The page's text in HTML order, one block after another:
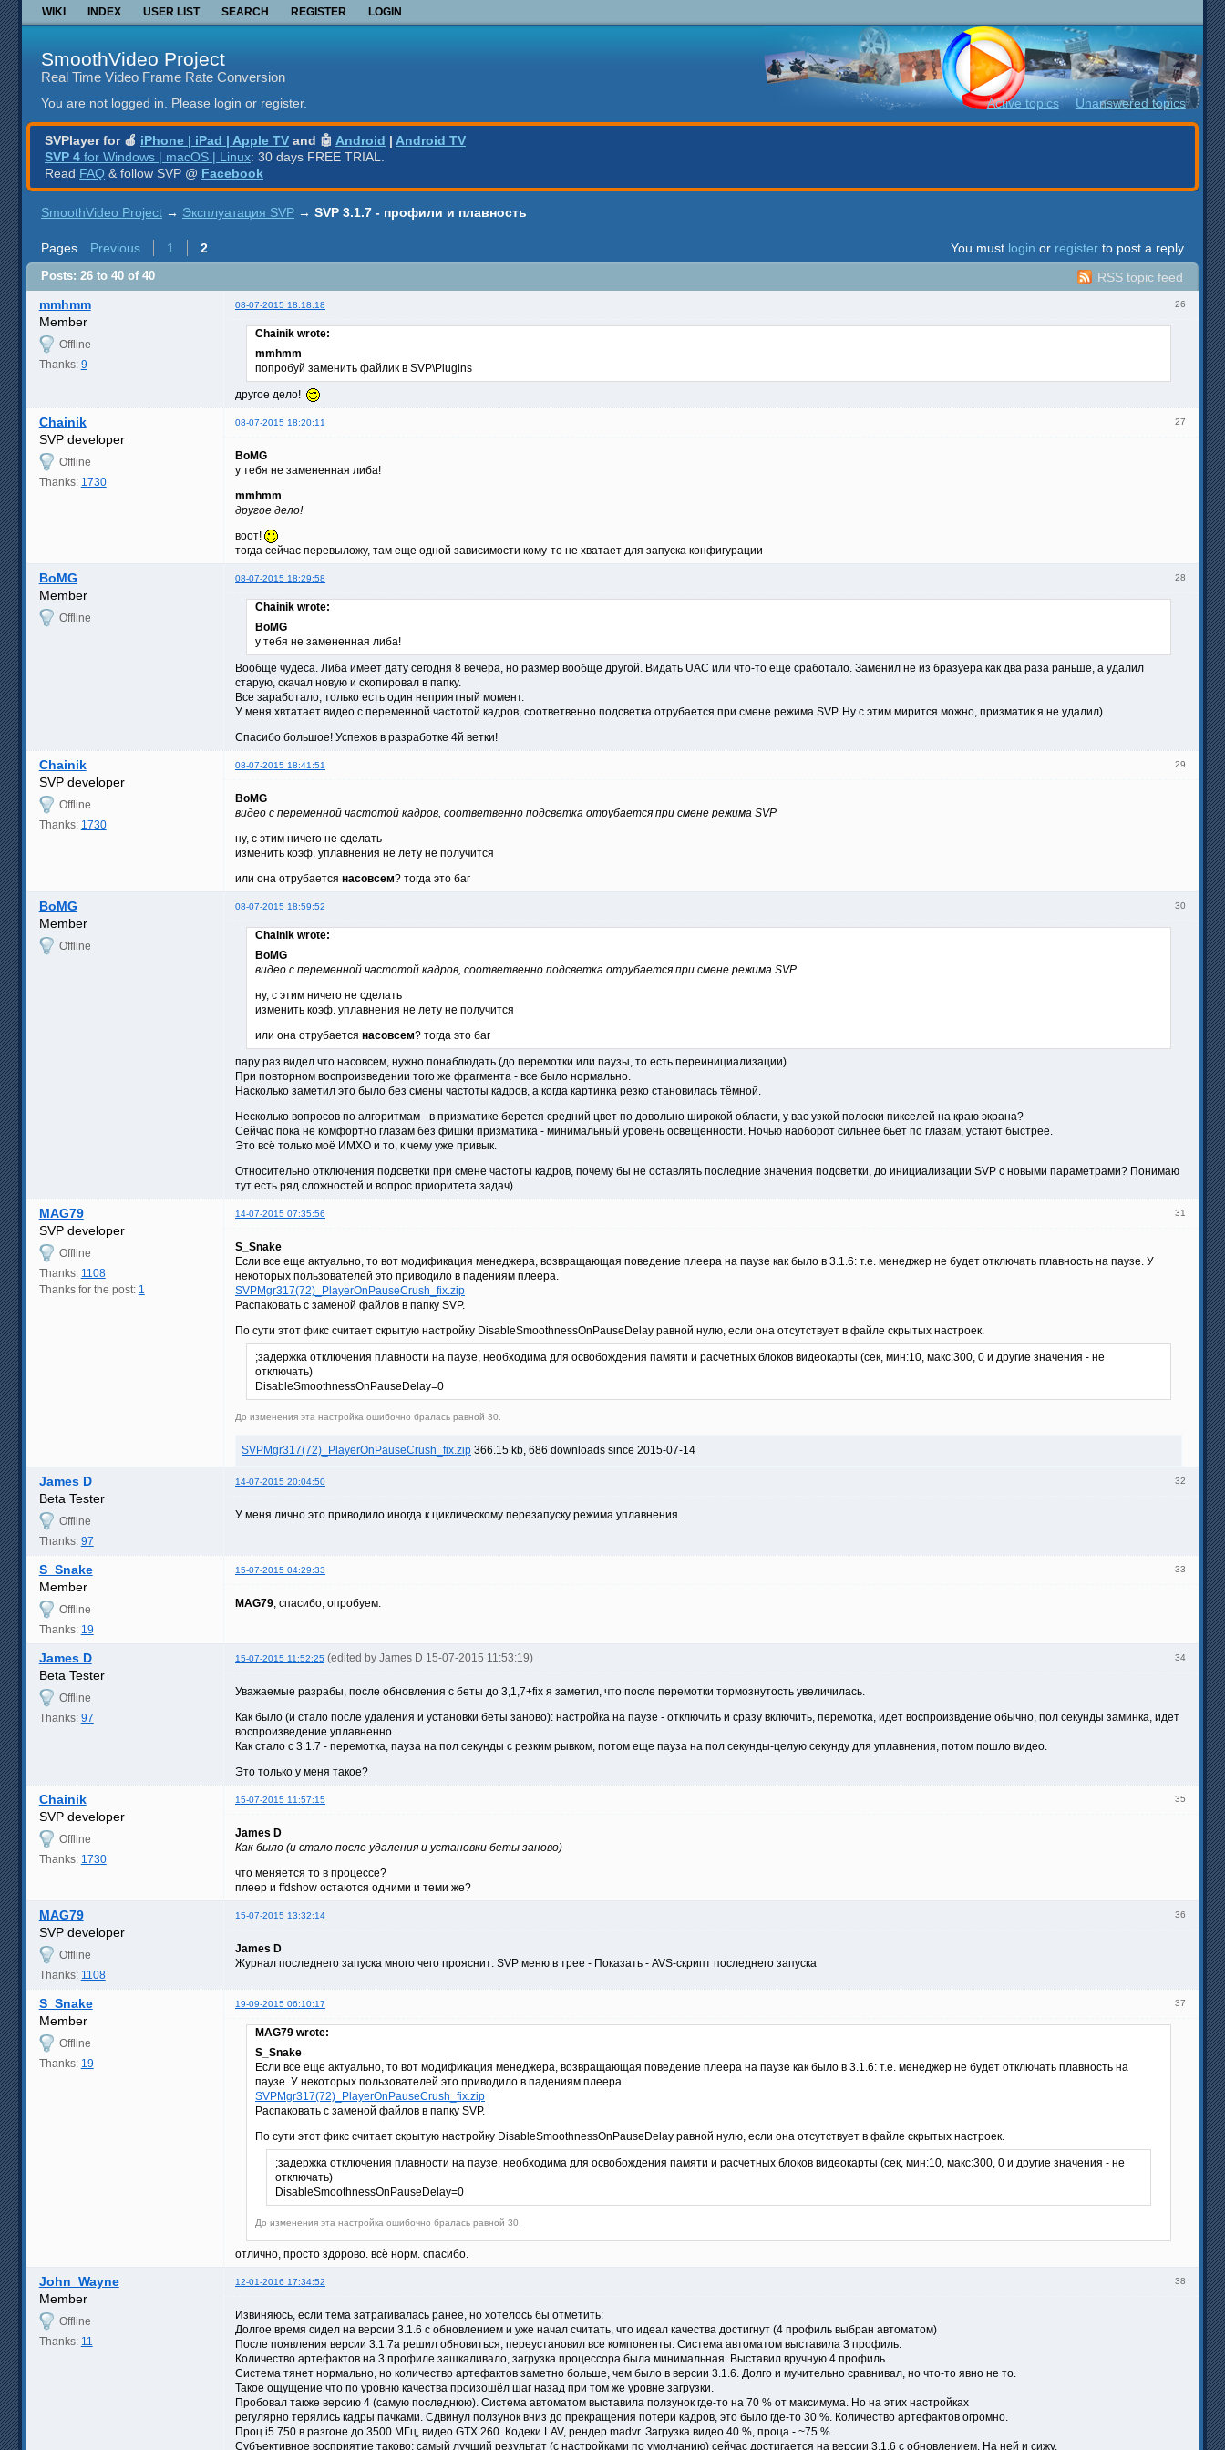
WIKI INDEX USER LIST SEARCH REGISTER LOGIN
SmoothVideo Project
Real Time Video Frame Rate Conversion
You are not logged in. Please login or register. Active topics Unanswered topics
SVPlayer for 🍎 iPhone | iPad | Apple TV and 🤖 Android | Android TV
SVP 4 for Windows | macOS | Linux: 30 days FREE TRIAL.
Read FAQ & follow SVP @ Facebook
SmoothVideo Project → Эксплуатация SVP → SVP 3.1.7 - профили и плавность
Pages Previous 1 2 You must login or register to post a reply
RSS topic feed
Posts: 26 to 40 of 40
26
mmhmm 08-07-2015 18:18:18
Member
Offline
Thanks: 9
Chainik wrote:
mmhmm
попробуй заменить файлик в SVP\Plugins
другое дело!
27
Chainik 08-07-2015 18:20:11
SVP developer
Offline
Thanks: 1730
BoMG
у тебя не замененная либа!
mmhmm
другое дело!
воот!
тогда сейчас перевыложу, там еще одной зависимости кому-то не хватает для запуска конфигурации
28
BoMG 08-07-2015 18:29:58
Member
Offline
Chainik wrote:
BoMG
у тебя не замененная либа!
Вообще чудеса. Либа имеет дату сегодня 8 вечера, но размер вообще другой. Видать UAC или что-то еще сработало. Заменил не из бразуера как два раза раньше, а удалил
старую, скачал новую и скопировал в папку.
Все заработало, только есть один неприятный момент.
У меня хвтатает видео с переменной частотой кадров, соответвенно подсветка отрубается при смене режима SVP. Ну с этим мирится можно, призматик я не удалил)
Спасибо большое! Успехов в разработке 4й ветки!
29
Chainik 08-07-2015 18:41:51
SVP developer
Offline
Thanks: 1730
BoMG
видео с переменной частотой кадров, соответвенно подсветка отрубается при смене режима SVP
ну, с этим ничего не сделать
изменить коэф. уплавнения не лету не получится
или она отрубается насовсем? тогда это баг
30
BoMG 08-07-2015 18:59:52
Member
Offline
Chainik wrote:
BoMG
видео с переменной частотой кадров, соответвенно подсветка отрубается при смене режима SVP
ну, с этим ничего не сделать
изменить коэф. уплавнения не лету не получится
или она отрубается насовсем? тогда это баг
пару раз видел что насовсем, нужно понаблюдать (до перемотки или паузы, то есть переинициализации)
При повторном воспроизведении того же фрагмента - все было нормально.
Насколько заметил это было без смены частоты кадров, а когда картинка резко становилась тёмной.
Несколько вопросов по алгоритмам - в призматике берется средний цвет по довольно широкой области, у вас узкой полоски пикселей на краю экрана?
Сейчас пока не комфортно глазам без фишки призматика - минимальный уровень освещенности. Ночью наоборот сильнее бьет по глазам, устают быстрее.
Это всё только моё ИМХО и то, к чему уже привык.
Относительно отключения подсветки при смене частоты кадров, почему бы не оставлять последние значения подсветки, до инициализации SVP с новыми параметрами? Понимаю
тут есть ряд сложностей и вопрос приоритета задач)
31
MAG79 14-07-2015 07:35:56
SVP developer
Offline
Thanks: 1108
Thanks for the post: 1
S_Snake
Если все еще актуально, то вот модификация менеджера, возвращающая поведение плеера на паузе как было в 3.1.6: т.е. менеджер не будет отключать плавность на паузе. У
некоторых пользователей это приводило в падениям плеера.
SVPMgr317(72)_PlayerOnPauseCrush_fix.zip
Распаковать с заменой файлов в папку SVP.
По сути этот фикс считает скрытую настройку DisableSmoothnessOnPauseDelay равной нулю, если она отсутствует в файле скрытых настроек.
;задержка отключения плавности на паузе, необходима для освобождения памяти и расчетных блоков видеокарты (сек, мин:10, макс:300, 0 и другие значения - не
отключать)
DisableSmoothnessOnPauseDelay=0
До изменения эта настройка ошибочно бралась равной 30.
SVPMgr317(72)_PlayerOnPauseCrush_fix.zip 366.15 kb, 686 downloads since 2015-07-14
32
James D 14-07-2015 20:04:50
Beta Tester
Offline
Thanks: 97
У меня лично это приводило иногда к циклическому перезапуску режима уплавнения.
33
S_Snake 15-07-2015 04:29:33
Member
Offline
Thanks: 19
MAG79, спасибо, опробуем.
34
James D 15-07-2015 11:52:25 (edited by James D 15-07-2015 11:53:19)
Beta Tester
Offline
Thanks: 97
Уважаемые разрабы, после обновления с беты до 3,1,7+fix я заметил, что после перемотки тормознутость увеличилась.
Как было (и стало после удаления и установки беты заново): настройка на паузе - отключить и сразу включить, перемотка, идет воспроизвдение обычно, пол секунды заминка, идет
воспроизведение уплавненно.
Как стало с 3.1.7 - перемотка, пауза на пол секунды с резким рывком, потом еще пауза на пол секунды-целую секунду для уплавнения, потом пошло видео.
Это только у меня такое?
35
Chainik 15-07-2015 11:57:15
SVP developer
Offline
Thanks: 1730
James D
Как было (и стало после удаления и установки беты заново)
что меняется то в процессе?
плеер и ffdshow остаются одними и теми же?
36
MAG79 15-07-2015 13:32:14
SVP developer
Offline
Thanks: 1108
James D
Журнал последнего запуска много чего прояснит: SVP меню в трее - Показать - AVS-скрипт последнего запуска
37
S_Snake 19-09-2015 06:10:17
Member
Offline
Thanks: 19
MAG79 wrote:
S_Snake
Если все еще актуально, то вот модификация менеджера, возвращающая поведение плеера на паузе как было в 3.1.6: т.е. менеджер не будет отключать плавность на
паузе. У некоторых пользователей это приводило в падениям плеера.
SVPMgr317(72)_PlayerOnPauseCrush_fix.zip
Распаковать с заменой файлов в папку SVP.
По сути этот фикс считает скрытую настройку DisableSmoothnessOnPauseDelay равной нулю, если она отсутствует в файле скрытых настроек.
;задержка отключения плавности на паузе, необходима для освобождения памяти и расчетных блоков видеокарты (сек, мин:10, макс:300, 0 и другие значения - не
отключать)
DisableSmoothnessOnPauseDelay=0
До изменения эта настройка ошибочно бралась равной 30.
отлично, просто здорово. всё норм. спасибо.
38
John_Wayne 12-01-2016 17:34:52
Member
Offline
Thanks: 11
Извиняюсь, если тема затрагивалась ранее, но хотелось бы отметить:
Долгое время сидел на версии 3.1.6 с обновлением и уже начал считать, что идеал качества достигнут (4 профиль выбран автоматом)
После появления версии 3.1.7а решил обновиться, переустановил все компоненты. Система автоматом выставила 3 профиль.
Количество артефактов на 3 профиле зашкаливало, загрузка процессора была минимальная. Выставил вручную 4 профиль.
Система тянет нормально, но количество артефактов заметно больше, чем было в версии 3.1.6. Долго и мучительно сравнивал, но что-то явно не то.
Такое ощущение что по уровню качества произошёл шаг назад при том же уровне загрузки.
Пробовал также версию 4 (самую последнюю). Система автоматом выставила ползунок где-то на 70 % от максимума. Но на этих настройках
регулярно терялись кадры пачками. Сдвинул ползунок вниз до прекращения потери кадров, это было где-то 30 %. Количество артефактов огромно.
Проц i5 750 в разгоне до 3500 МГц, видео GTX 260. Кодеки LAV, рендер madvr. Загрузка видео 40 %, проца - ~75 %.
Субъективное восприятие таково: самый лучший результат (с настройками по умолчанию) сейчас достигается на версии 3.1.6 с обновлением. На ней и сижу.